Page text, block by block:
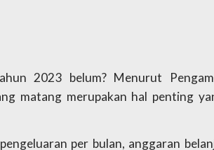
2023 belum? Menurut
matang merupakan hal penting
per bulan, anggaran